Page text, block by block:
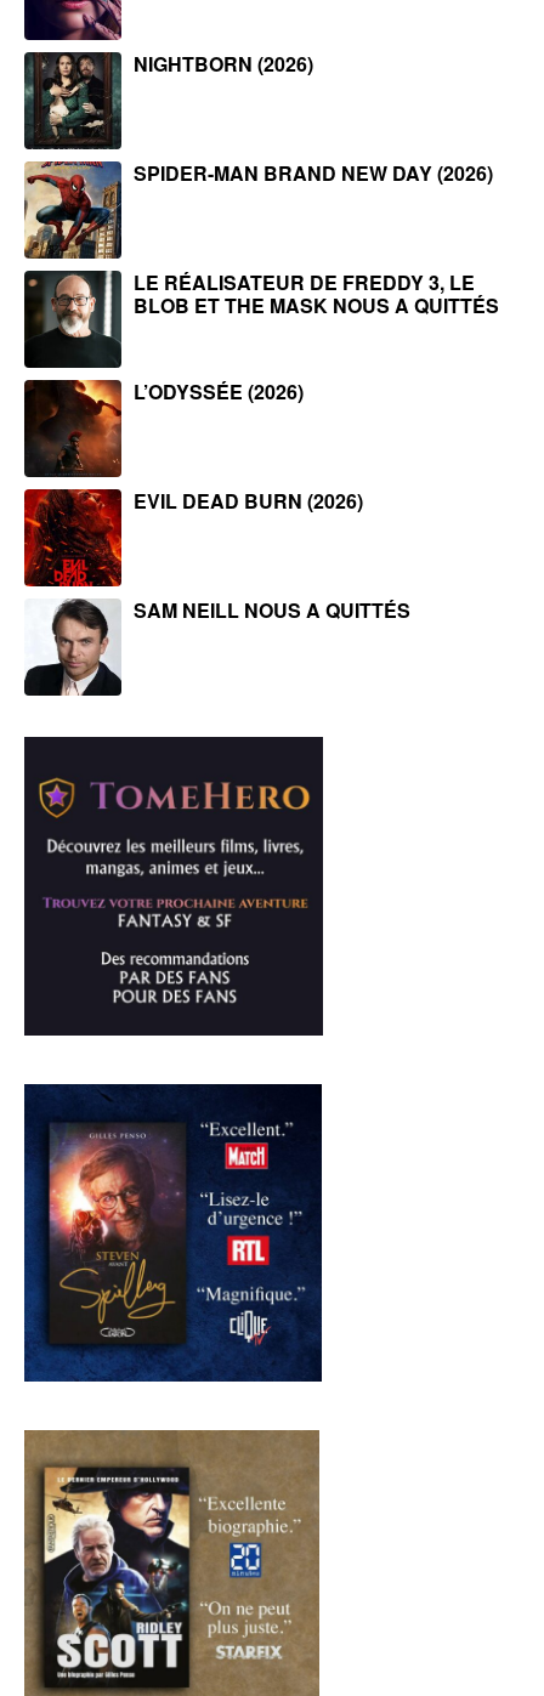
NIGHTBORN (2026)
SPIDER-MAN BRAND NEW DAY (2026)
LE RÉALISATEUR DE FREDDY 3, LE
BLOB ET THE MASK NOUS A QUITTÉS
L’ODYSSÉE (2026)
EVIL DEAD BURN (2026)
SAM NEILL NOUS A QUITTÉS